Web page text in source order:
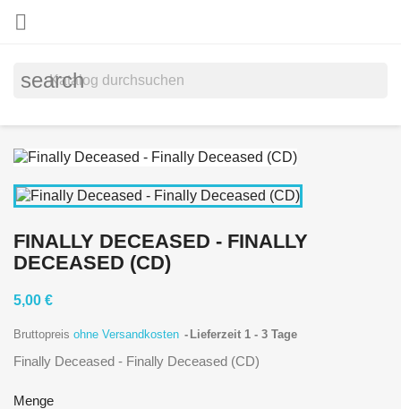

search
FINALLY DECEASED - FINALLY
DECEASED (CD)
5,00 €
Bruttopreis ohne Versandkosten Lieferzeit 1 - 3 Tage
Finally Deceased - Finally Deceased (CD)
Menge